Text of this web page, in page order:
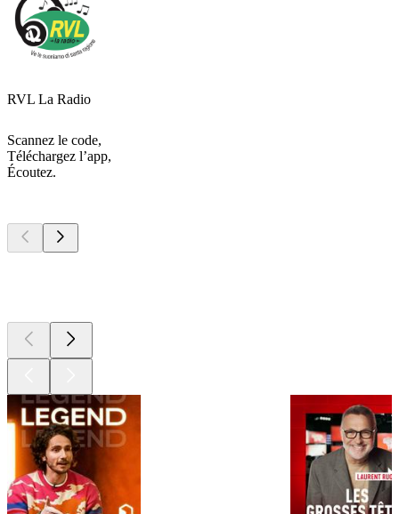
RVL La Radio
Scannez le code,
Téléchargez l’app,
Écoutez.